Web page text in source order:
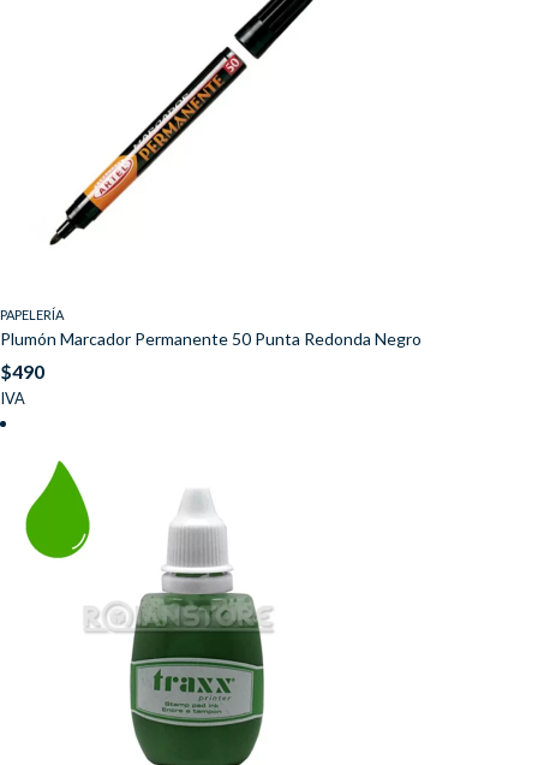
PAPELERÍA
Plumón Marcador Permanente 50 Punta Redonda Negro
$490
IVA